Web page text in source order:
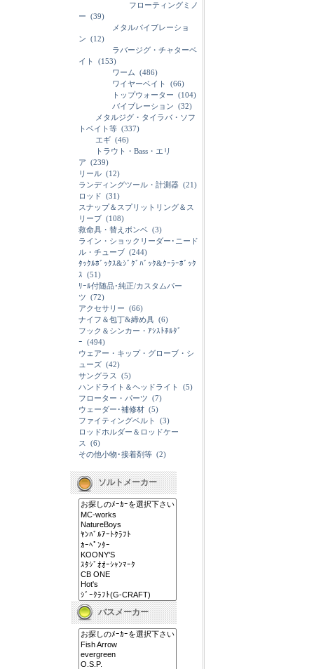
フローティングミノ
ー (39)
メタルバイブレーショ
ン (12)
ラバージグ・チャターベ
イト
(153)
ワーム (486)
ワイヤーベイト
(66)
トップウォーター (104)
バイブレーション (32)
メタルジグ・タイラバ・ソフ
トベイト等 (337)
エギ (46)
トラウト・Bass・エリ
ア (239)
リール (12)
ランディングツール・計測器 (21)
ロッド (31)
スナップ＆スプリットリング＆ス
リーブ (108)
救命具・替えボンベ (3)
ライン・ショックリーダー･ニード
ル・チューブ (244)
ﾀｯｸﾙﾎﾞｯｸｽ&ｼﾞｸﾞﾊﾞｯｸ&ｸｰﾗｰﾎﾞｯｸ
ｽ (51)
ﾘｰﾙ付随品･純正/カスタムパー
ツ (72)
アクセサリー (66)
ナイフ＆包丁&締め具 (6)
フック＆シンカー・ｱｼｽﾄﾎﾙﾀﾞ
ｰ (494)
ウェアー・キップ・グローブ・シ
ューズ (42)
サングラス
(5)
ハンドライト＆ヘッドライト
(5)
フローター・パーツ (7)
ウェーダー･補修材 (5)
ファイティングベルト
(3)
ロッドホルダー＆ロッドケー
ス
(6)
その他小物･接着剤等 (2)
ソルトメーカー
バスメーカー